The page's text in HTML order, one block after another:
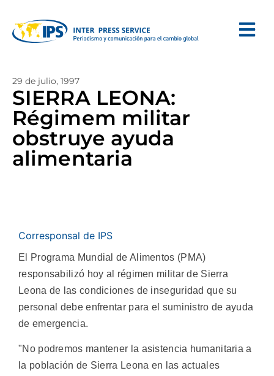
29 de julio, 1997
SIERRA LEONA:
Régimem militar
obstruye ayuda
alimentaria
Corresponsal de IPS
El Programa Mundial de Alimentos (PMA)
responsabilizó hoy al régimen militar de Sierra
Leona de las condiciones de inseguridad que su
personal debe enfrentar para el suministro de ayuda
de emergencia.
"No podremos mantener la asistencia humanitaria a
la población de Sierra Leona en las actuales